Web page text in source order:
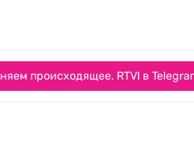
происходящее. RTVI в